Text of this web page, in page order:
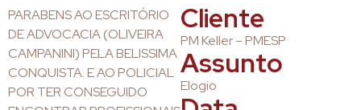
PARABENS AO ESCRITÓRIO
DE ADVOCACIA (OLIVEIRA
CAMPANINI) PELA BELISSIMA
CONQUISTA. E AO POLICIAL
POR TER CONSEGUIDO
Cliente
PM Keller – PMESP
Assunto
Elogio